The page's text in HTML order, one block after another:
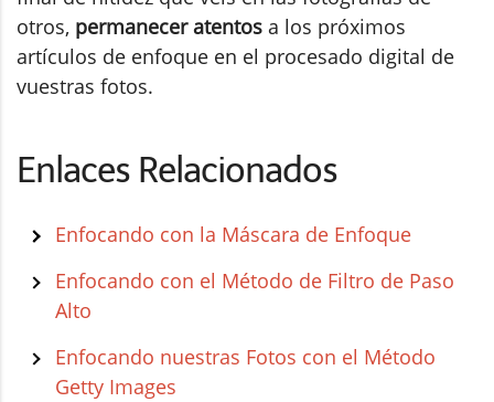
otros, permanecer atentos a los próximos
artículos de enfoque en el procesado digital de
vuestras fotos.
Enlaces Relacionados
Enfocando con la Máscara de Enfoque
Enfocando con el Método de Filtro de Paso
Alto
Enfocando nuestras Fotos con el Método
Getty Images